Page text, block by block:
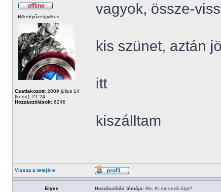
Billentyűzetgyilkos
Csatlakozott: 2009 július 14
(kedd), 21:24
Hozzászólások: 6248
vagyok, össze-
kis szünet, aztán
itt
kiszálltam
Vissza a tetejére
Elyes Hozzászólás témája: Re: Ki moderál épp?